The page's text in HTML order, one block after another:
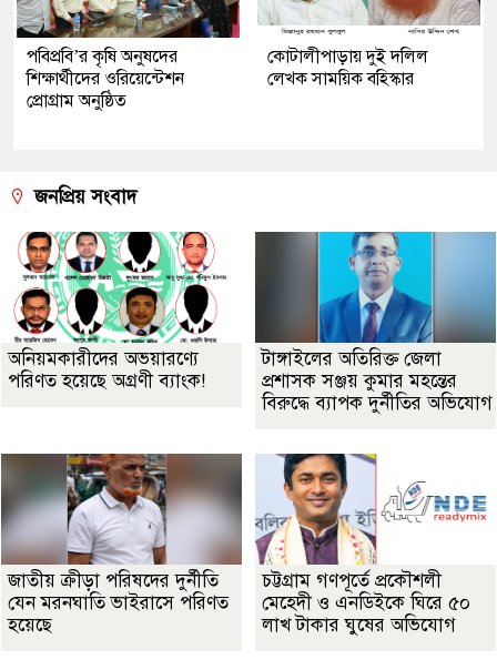
পবিপ্রবি’র কৃষি অনুষদের
শিক্ষার্থীদের ওরিয়েন্টেশন
প্রোগ্রাম অনুষ্ঠিত
কোটালীপাড়ায় দুই দলিল
লেখক সাময়িক বহিস্কার
জনপ্রিয় সংবাদ
অনিয়মকারীদের অভয়ারণ্যে
পরিণত হয়েছে অগ্রণী ব্যাংক!
টাঙ্গাইলের অতিরিক্ত জেলা
প্রশাসক সঞ্জয় কুমার মহন্তের
বিরুদ্ধে ব্যাপক দুর্নীতির অভিযোগ
জাতীয় ক্রীড়া পরিষদের দুর্নীতি
যেন মরনঘাতি ভাইরাসে পরিণত
হয়েছে
চট্টগ্রাম গণপূর্তে প্রকৌশলী
মেহেদী ও এনডিইকে ঘিরে ৫০
লাখ টাকার ঘুষের অভিযোগ